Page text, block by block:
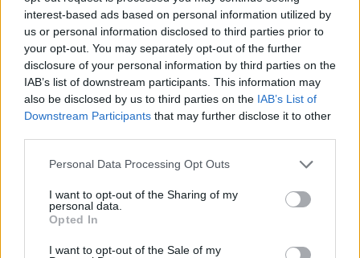
interest-based ads based on personal information utilized by
us or personal information disclosed to third parties prior to
your opt-out. You may separately opt-out of the further
disclosure of your personal information by third parties on the
IAB’s list of downstream participants. This information may
also be disclosed by us to third parties on the IAB’s List of
Downstream Participants that may further disclose it to other
Personal Data Processing Opt Outs
I want to opt-out of the Sharing of my
personal data.
Opted In
I want to opt-out of the Sale of my